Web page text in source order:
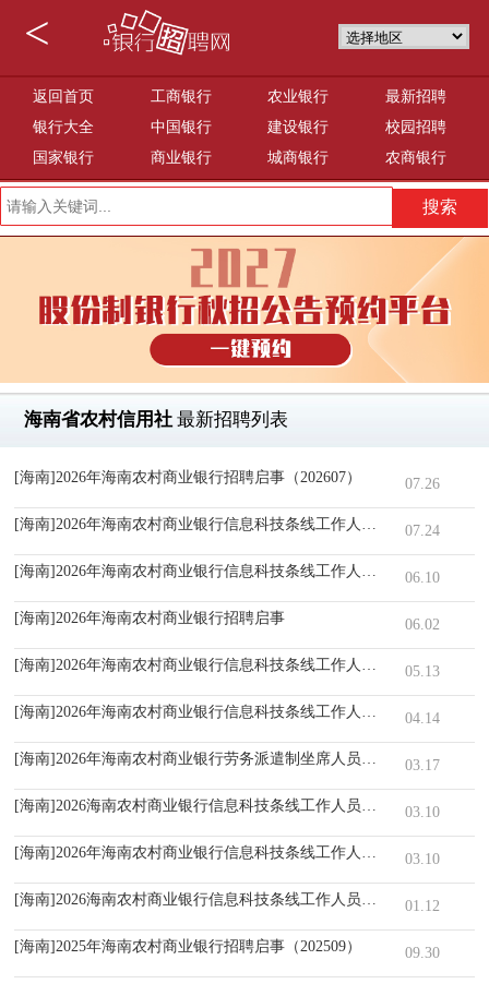
<
返回首页 工商银行 农业银行
最新招聘
银行大全
中国银行 建设银行
校园招聘
国家银行
商业银行 城商银行 农商银行
海南省农村信用社 最新招聘列表
[海南]2026年海南农村商业银行招聘启事（202607） 07.26
[海南]2026年海南农村商业银行信息科技条线工作人员社会招聘启事（
07.24
[海南]2026年海南农村商业银行信息科技条线工作人员社会招聘启事（
06.10
[海南]2026年海南农村商业银行招聘启事 06.02
[海南]2026年海南农村商业银行信息科技条线工作人员社会招聘启事（
05.13
[海南]2026年海南农村商业银行信息科技条线工作人员社会招聘启事（
04.14
[海南]2026年海南农村商业银行劳务派遣制坐席人员用工需求公告（
03.17
[海南]2026海南农村商业银行信息科技条线工作人员社会招聘公告
03.10
[海南]2026年海南农村商业银行信息科技条线工作人员社会招聘启事
03.10
[海南]2026海南农村商业银行信息科技条线工作人员社会招聘启事
01.12
[海南]2025年海南农村商业银行招聘启事（202509） 09.30